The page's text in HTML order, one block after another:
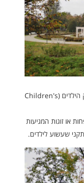
הלכתי על גדות הנהר עד שהגעתי לפארק הילדים (Children's
או זוגות המגיעות
שעשוע לילדים.